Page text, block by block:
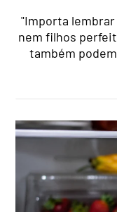
"Importa
nem filhos
também